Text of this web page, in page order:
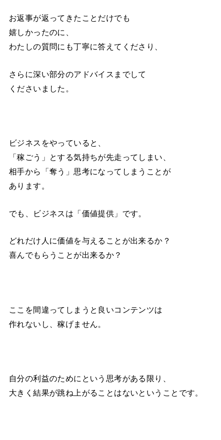
お返事が返ってきたことだけでも
嬉しかったのに、
わたしの質問にも丁寧に答えてくださり、
さらに深い部分のアドバイスまでして
くださいました。
ビジネスをやっていると、
「稼ごう」とする気持ちが先走ってしまい、
相手から「奪う」思考になってしまうことが
あります。
でも、ビジネスは「価値提供」です。
どれだけ人に価値を与えることが出来るか？
喜んでもらうことが出来るか？
ここを間違ってしまうと良いコンテンツは
作れないし、稼げません。
自分の利益のためにという思考がある限り、
大きく結果が跳ね上がることはないということです。